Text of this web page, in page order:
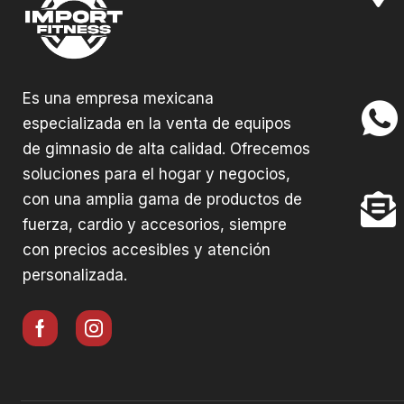
Es una empresa mexicana
especializada en la venta de equipos
de gimnasio de alta calidad. Ofrecemos
soluciones para el hogar y negocios,
con una amplia gama de productos de
fuerza, cardio y accesorios, siempre
con precios accesibles y atención
personalizada.